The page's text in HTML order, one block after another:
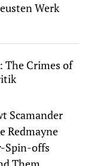
Werk
The Crimes of
Scamander
Redmayne
Spin-offs